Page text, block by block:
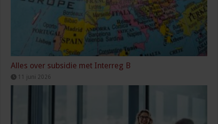
Alles over subsidie met Interreg B
11 juni 2026